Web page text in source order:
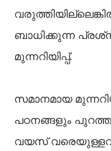
ബാധിക്കുന്ന
മുന്നറിയിപ്പ്.
സമാനമായ
പഠനങ്ങളും
വയസ്